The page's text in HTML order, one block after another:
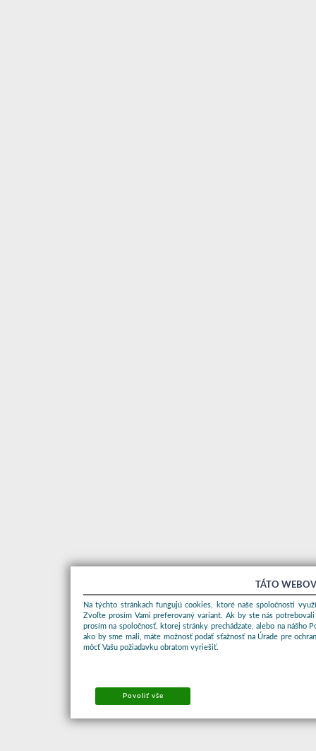
TÁTO
Na týchto stránkach fungujú cookies, ktoré naše spoločnosti
Zvoľte prosím Vami preferovaný variant. Ak by ste nás
prosím na spoločnosť, ktorej stránky prechádzate, alebo na nášho
ako by sme mali, máte možnosť podať sťažnosť na Úrade pre
môcť Vašu požiadavku obratom vyriešiť.
Povoliť vše